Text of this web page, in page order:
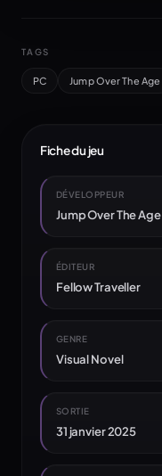
TAGS
PC Jump Over The Age
Fiche du jeu
DÉVELOPPEUR
Jump Over The Age
ÉDITEUR
Fellow Traveller
GENRE
Visual Novel
SORTIE
31 janvier 2025